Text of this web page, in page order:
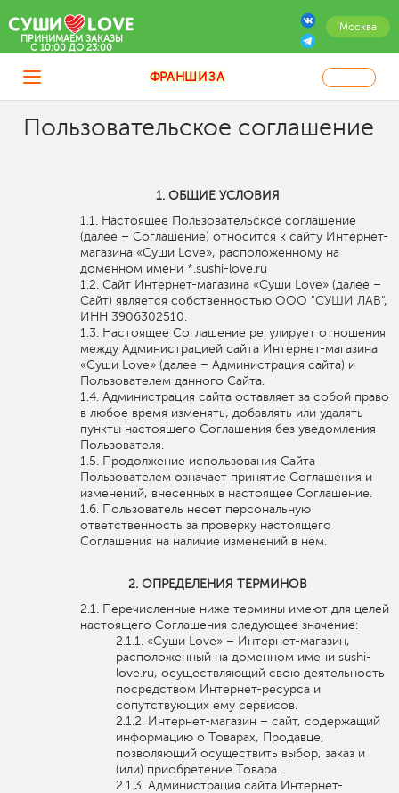
Москва
ПРИНИМАЕМ ЗАКАЗЫ
C 10:00 ДО 23:00
ФРАНШИЗА
Пользовательское соглашение
ОБЩИЕ УСЛОВИЯ
Настоящее Пользовательское соглашение
(далее – Соглашение) относится к сайту Интернет-
магазина «Суши Love», расположенному на
доменном имени *.sushi-love.ru
Сайт Интернет-магазина «Суши Love» (далее –
Сайт) является собственностью ООО "СУШИ ЛАВ",
ИНН 3906302510.
Настоящее Соглашение регулирует отношения
между Администрацией сайта Интернет-магазина
«Суши Love» (далее – Администрация сайта) и
Пользователем данного Сайта.
Администрация сайта оставляет за собой право
в любое время изменять, добавлять или удалять
пункты настоящего Соглашения без уведомления
Пользователя.
Продолжение использования Сайта
Пользователем означает принятие Соглашения и
изменений, внесенных в настоящее Соглашение.
Пользователь несет персональную
ответственность за проверку настоящего
Соглашения на наличие изменений в нем.
ОПРЕДЕЛЕНИЯ ТЕРМИНОВ
Перечисленные ниже термины имеют для целей
настоящего Соглашения следующее значение:
«Суши Love» – Интернет-магазин,
расположенный на доменном имени sushi-
love.ru, осуществляющий свою деятельность
посредством Интернет-ресурса и
сопутствующих ему сервисов.
Интернет-магазин – сайт, содержащий
информацию о Товарах, Продавце,
позволяющий осуществить выбор, заказ и
(или) приобретение Товара.
Администрация сайта Интернет-